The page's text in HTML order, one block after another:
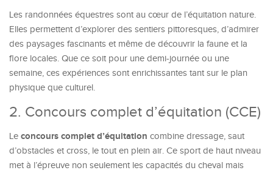
Les randonnées équestres sont au cœur de l’équitation nature.
Elles permettent d’explorer des sentiers pittoresques, d’admirer
des paysages fascinants et même de découvrir la faune et la
flore locales. Que ce soit pour une demi-journée ou une
semaine, ces expériences sont enrichissantes tant sur le plan
physique que culturel.
2. Concours complet d’équitation (CCE)
Le concours complet d’équitation combine dressage, saut
d’obstacles et cross, le tout en plein air. Ce sport de haut niveau
met à l’épreuve non seulement les capacités du cheval mais